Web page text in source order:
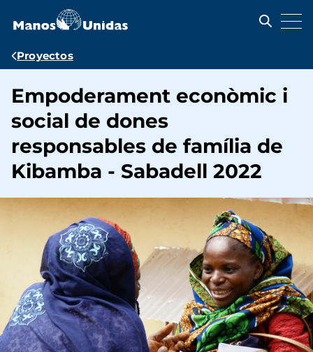
contenido
Ruta
navegación
Proyectos
Empoderament econòmic i
social de dones
responsables de família de
Kibamba - Sabadell 2022